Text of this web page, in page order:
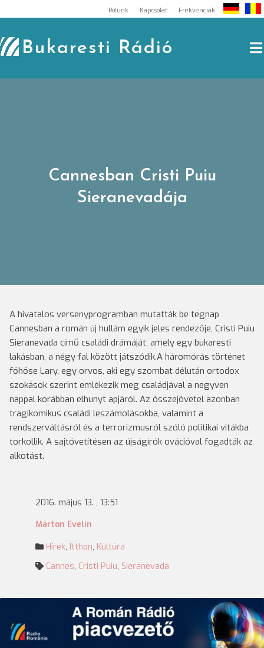
to
content
Rólunk Kapcsolat Frekvenciák
Bukaresti Rádió
Cannesban Cristi Puiu
Sieranevadája
A hivatalos versenyprogramban mutatták be tegnap
Cannesban a román új hullám egyik jeles rendezője, Cristi Puiu
Sieranevada című családi drámáját, amely egy bukaresti
lakásban, a négy fal között játszódik.A háromórás történet
főhőse Lary, egy orvos, aki egy szombat délután ortodox
szokások szerint emlékezik meg családjával a negyven
nappal korábban elhunyt apjáról. Az összejövetel azonban
tragikomikus családi leszámolásokba, valamint a
rendszerváltásról és a terrorizmusról szóló politikai vitákba
torkollik. A sajtóvetítésen az újságírók ovációval fogadták az
alkotást.
2016. május 13. , 13:51
Márton Evelin
Hírek, Itthon, Kultúra
Cannes, Cristi Puiu, Sieranevada